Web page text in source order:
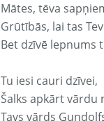
Mātes, tēva
Grūtībās, lai tas
Bet dzīvē lepnums
Tu iesi cauri dzīvei,
Šalks apkārt vārdu
Tavs vārds